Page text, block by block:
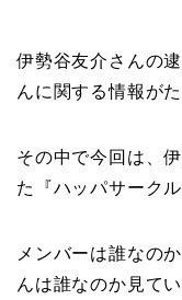
伊勢谷友介さんの
んに関する情報が
その中で今回は、
た『ハッパサーク
メンバーは誰なの
んは誰なのか見て